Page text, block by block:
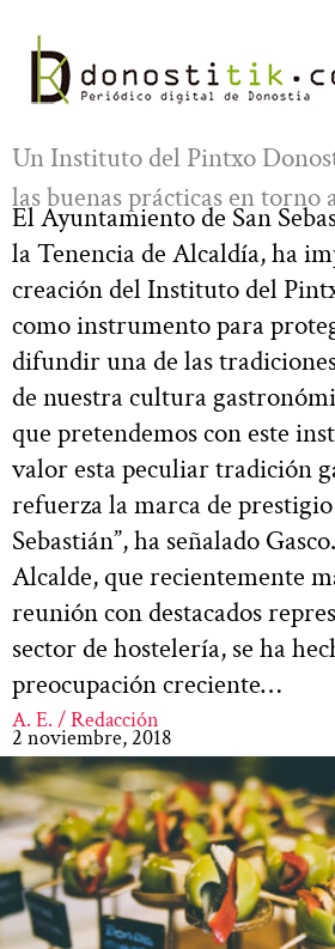
contenido
Un Instituto del Pintxo
las buenas prácticas en torno
El Ayuntamiento de San
la Tenencia de Alcaldía, ha
creación del Instituto del
como instrumento para
difundir una de las
de nuestra cultura
que pretendemos con este
valor esta peculiar tradición
refuerza la marca de
Sebastián”, ha señalado
Alcalde, que recientemente
reunión con destacados
sector de hostelería, se ha
preocupación creciente…
A. E. / Redacción
2 noviembre, 2018